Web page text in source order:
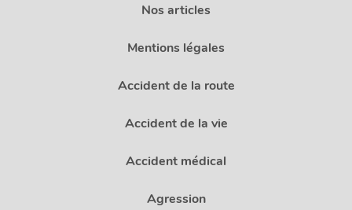
Nos articles
Mentions légales
Accident de la route
Accident de la vie
Accident médical
Agression